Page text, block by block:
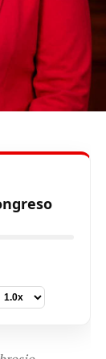
del
de las
debido
apoya a su